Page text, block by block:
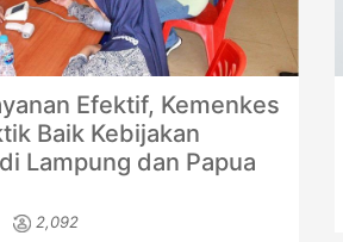
Efektif, Kemenkes
Baik Kebijakan
Lampung dan Papua
2,092